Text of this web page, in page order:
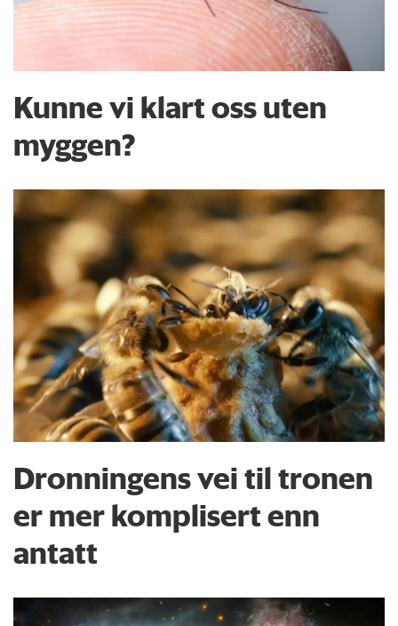
Kunne vi klart oss uten
myggen?
Dronningens vei til tronen
er mer komplisert enn
antatt